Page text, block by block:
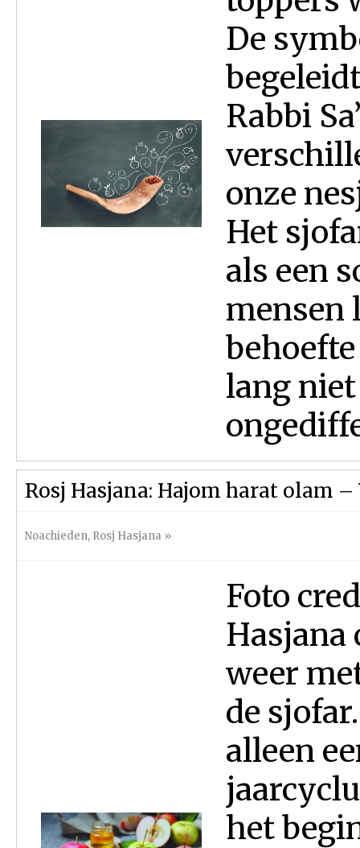
De
Rabbi
onze
Het
als een
mensen
lang
Rosj Hasjana: Hajom harat olam
Noachieden, Rosj Hasjana »
Foto
Hasjana
weer
de
alleen
het